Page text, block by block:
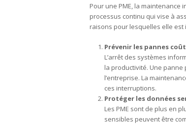
Pour une PME, la maintenance
processus continu qui vise à
raisons pour lesquelles elle est
Prévenir les pannes
L’arrêt des systèmes
la productivité. Une
l’entreprise. La
ces interruptions.
Protéger les données
Les PME sont de plus en
sensibles peuvent être